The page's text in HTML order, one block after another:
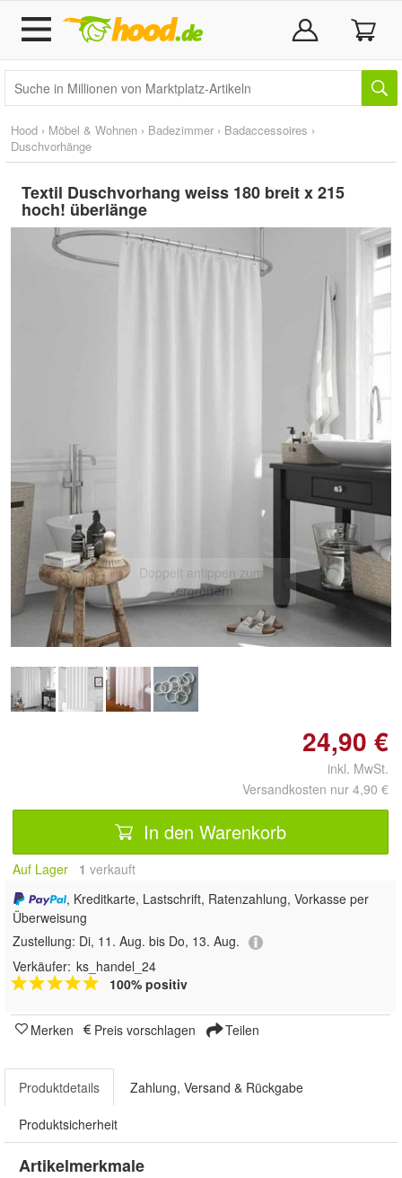
Hood › Möbel & Wohnen › Badezimmer › Badaccessoires ›
Duschvorhänge
Textil Duschvorhang weiss 180 breit x 215
hoch! überlänge
Doppelt antippen zum
vergrößern
24,90 €
inkl. MwSt.
Versandkosten nur 4,90 €
In den Warenkorb
Auf Lager 1 verkauft
, Kreditkarte, Lastschrift, Ratenzahlung, Vorkasse per
Überweisung
Zustellung: Di, 11. Aug. bis Do, 13. Aug.
Verkäufer: ks_handel_24
100% positiv
Merken Preis vorschlagen Teilen
Produktdetails Zahlung, Versand & Rückgabe
Produktsicherheit
Artikelmerkmale